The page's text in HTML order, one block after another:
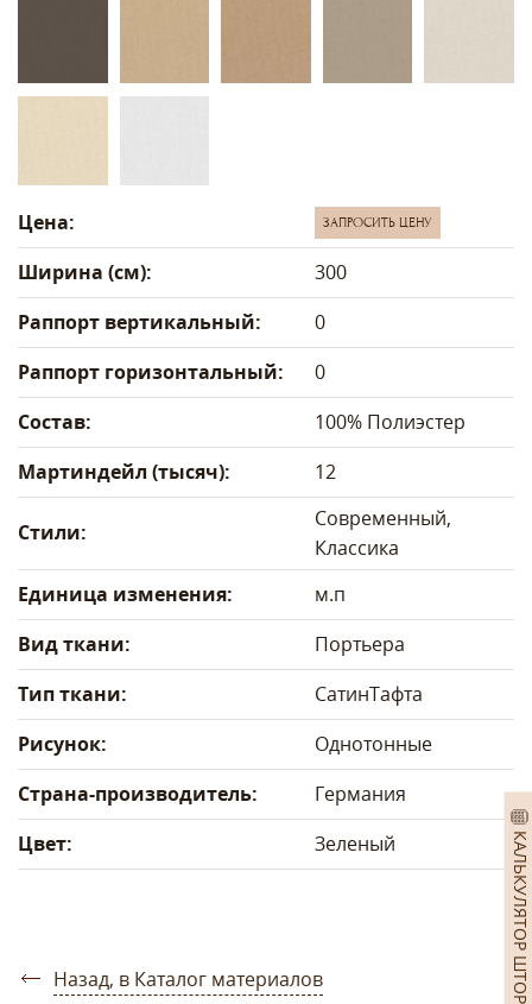
КАЛЬКУЛЯТОР ШТОР
Цена: ЗАПРОСИТЬ ЦЕНУ
Ширина (см):
300
Раппорт вертикальный:
0
Раппорт горизонтальный:
0
Состав:
100% Полиэстер
Мартиндейл (тысяч):
12
Стили:
Современный,
Классика
Единица изменения:
м.п
Вид ткани:
Портьера
Тип ткани:
СатинТафта
Рисунок:
Однотонные
Страна-производитель:
Германия
Цвет:
Зеленый
Назад, в Каталог материалов